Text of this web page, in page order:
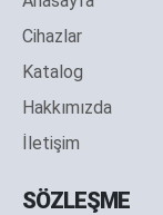
Cihazlar
Katalog
Hakkımızda
İletişim
SÖZLEŞME